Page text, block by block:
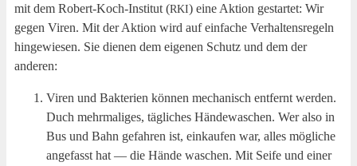
mit dem Robert-Koch-Insti­tut (RKI) eine Akti­on gestar­tet: Wir
gegen Viren. Mit der Akti­on wird auf ein­fa­che Ver­hal­tens­re­geln
hin­ge­wie­sen. Sie die­nen dem eige­nen Schutz und dem der
anderen:
Viren und Bak­te­ri­en kön­nen mecha­nisch ent­fernt wer­den.
Duch mehr­ma­li­ges, täg­li­ches Hän­de­wa­schen. Wer also in
Bus und Bahn gefah­ren ist, ein­kau­fen war, alles mög­li­che
ange­fasst hat — die Hän­de waschen. Mit Sei­fe und einer